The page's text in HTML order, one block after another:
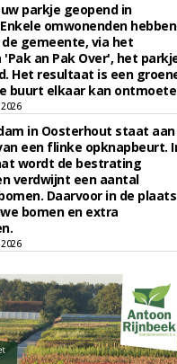
parkje geopend in
omwonenden hebben
gemeente, via het
an Pak Over', het
Het resultaat is een
buurt elkaar kan
in Oosterhout staat aan
een flinke opknapbeurt.
wordt de bestrating
verdwijnt een aantal
Daarvoor in de plaats
bomen en extra